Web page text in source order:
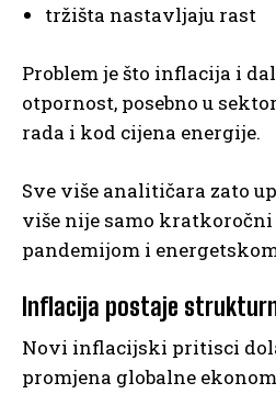
tržišta nastavljaju rast
Problem je što inflacija i
otpornost, posebno u
rada i kod cijena energije.
Sve više analitičara zato
više nije samo kratkoročni
pandemijom i
Inflacija postaje
Novi inflacijski pritisci
promjena globalne